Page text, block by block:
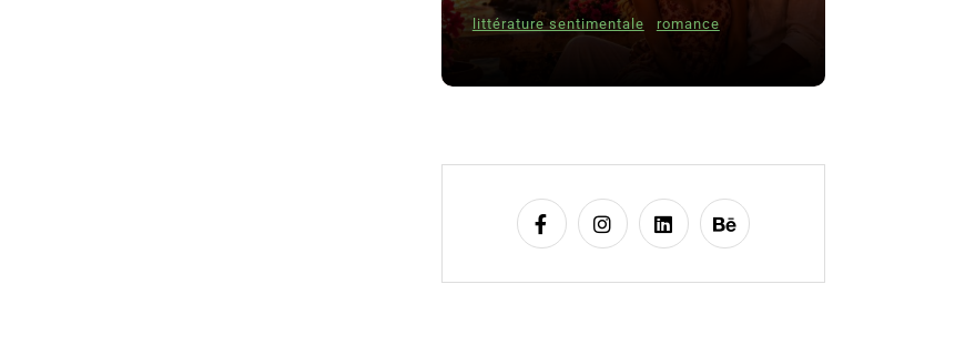
littérature sentimentale romance